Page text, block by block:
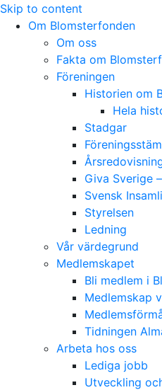
Skip to content
Om Blomsterfonden
Om oss
Fakta om
Föreningen
Historien om
Hela
Stadgar
Giva Sverige
Svensk
Styrelsen
Ledning
Vår värdegrund
Medlemskapet
Bli medlem i
Medlemskap
Tidningen
Arbeta hos oss
Lediga jobb
Utveckling